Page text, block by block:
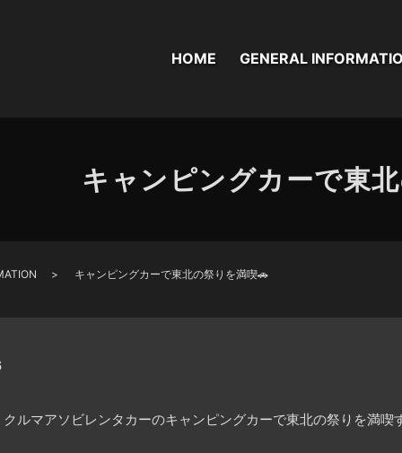
HOME GENERAL
キャンピングカーで東
キャンピングカーで東北の祭りを満喫🚗
ルマアソビレンタカーのキャンピングカーで東北の祭りを満